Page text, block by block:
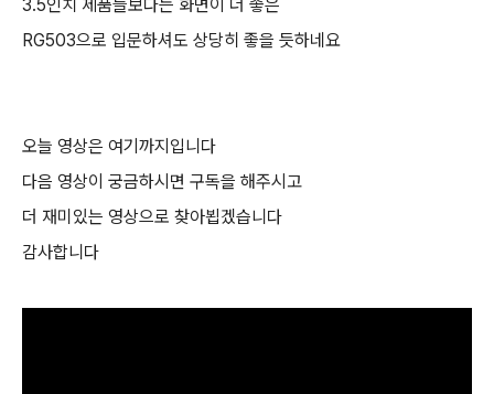
3.5인치 제품들보다는 화면이 더 좋은
RG503으로 입문하셔도 상당히 좋을 듯하네요
오늘 영상은 여기까지입니다
다음 영상이 궁금하시면 구독을 해주시고
더 재미있는 영상으로 찾아뵙겠습니다
감사합니다